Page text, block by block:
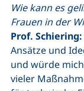
Wie kann es
Frauen in der
Prof. Schiering:
Ansätze und
und würde
vieler